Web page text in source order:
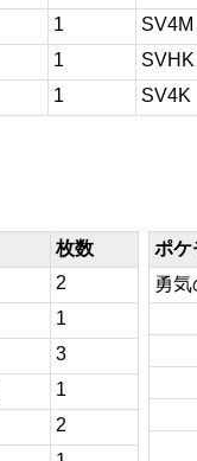
1 SV4M
1 SVHK
1 SV4K
枚数
2
1
3
1
2
ポケ
勇気